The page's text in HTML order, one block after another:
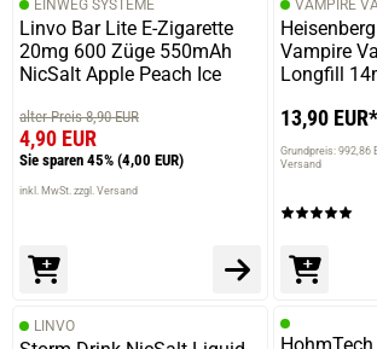
EINWEG SYSTEME
Linvo Bar Lite E-Zigarette
20mg 600 Züge 550mAh
NicSalt Apple Peach Ice
alter Preis 8,90 EUR
4,90 EUR
Sie sparen 45% (4,00 EUR)
inkl. MwSt. zzgl. Versand
VAMPIRE
Vampire
Longfill
13,90 EUR*
Grundpreis: 992,86
Versand
LINVO